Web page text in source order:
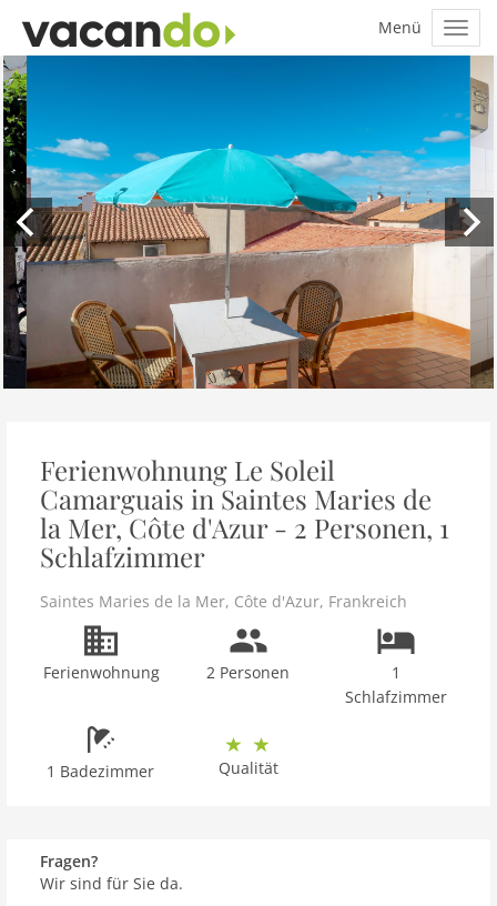
Ferienwohnung Le Soleil
Camarguais in Saintes Maries de
la Mer, Côte d'Azur - 2 Personen, 1
Schlafzimmer
Saintes Maries de la Mer, Côte d'Azur, Frankreich
Ferienwohnung 2 Personen
1
Schlafzimmer
1 Badezimmer Qualität
Fragen?
Wir sind für Sie da.